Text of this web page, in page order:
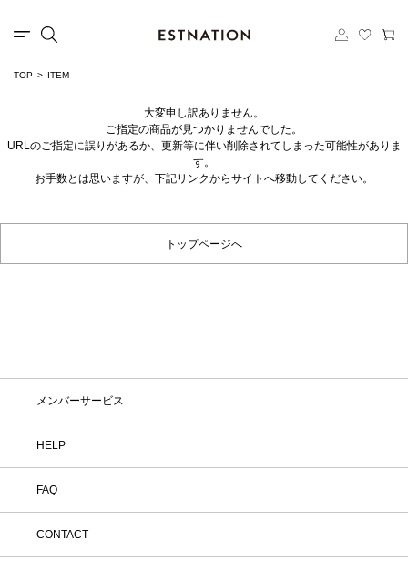
TOP ITEM
大変申し訳ありません。
ご指定の商品が見つかりませんでした。
URLのご指定に誤りがあるか、更新等に伴い削除されてしまった可能性がありま
す。
お手数とは思いますが、下記リンクからサイトへ移動してください。
トップページへ
メンバーサービス
HELP
FAQ
CONTACT